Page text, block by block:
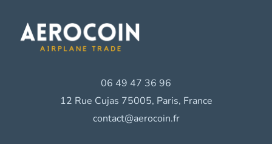
06 49 47 36 96
12 Rue Cujas 75005, Paris, France
contact@aerocoin.fr